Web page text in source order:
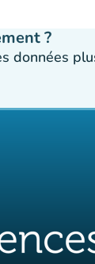
?
données